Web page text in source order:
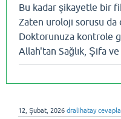
Bu kadar şikayetle bir
Zaten uroloji sorusu da
Doktorunuza kontrole
Allah'tan Sağlık, Şifa
12, Şubat, 2026 dralihatay